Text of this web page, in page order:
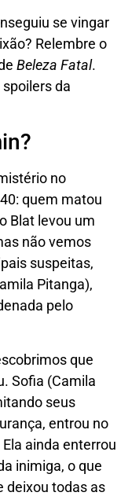
se vingar
Relembre o
Beleza Fatal.
da
no
quem matou
Blat levou um
não vemos
suspeitas,
Pitanga),
pelo
que
Sofia (Camila
seus
entrou no
ainda enterrou
inimiga, o que
deixou todas as